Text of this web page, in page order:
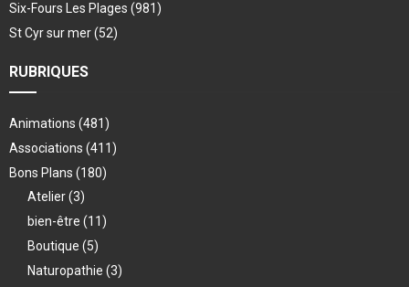
Six-Fours Les Plages (981)
St Cyr sur mer(52)
RUBRIQUES
Animations (481)
Associations (411)
Bons Plans (180)
Atelier(3)
bien-être (11)
Boutique (5)
Naturopathie (3)